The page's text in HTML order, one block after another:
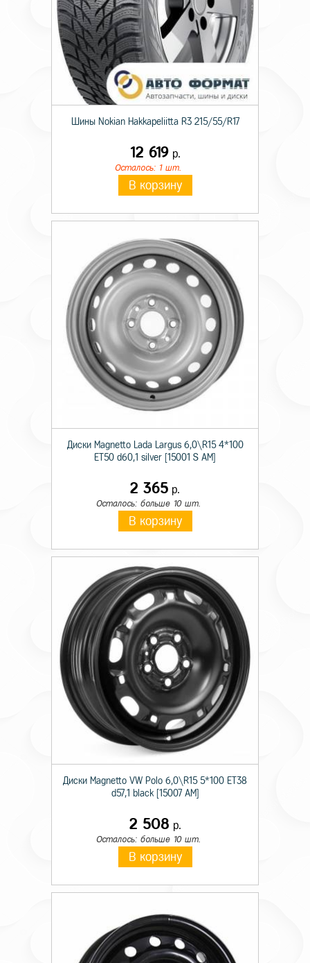
Шины Nokian Hakkapeliitta R3 215/55/R17
12 619р.
Осталось: 1 шт.
В корзину
Диски Magnetto Lada Largus 6,0\R15 4*100
ET50 d60,1 silver [15001 S AM]
2 365 р.
Осталось: больше 10 шт.
В корзину
Диски Magnetto VW Polo 6,0\R15 5*100 ET38
d57,1 black [15007 AM]
2 508 р.
Осталось: больше 10 шт.
В корзину